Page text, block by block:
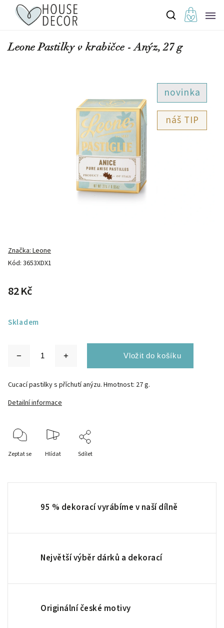
Leone Pastilky v krabičce - Anýz, 27 g
novinka
TIP
Kód: 3653XDX1
Značka:Leone
82 Kč
Skladem
Cucací pastilky s příchutí anýzu. Hmotnost: 27 g.
Detailní informace
Zeptat se Hlídat Sdílet
95 % dekorací vyrábíme v naší dílně
Největší výběr dárků a dekorací
Originální české motivy